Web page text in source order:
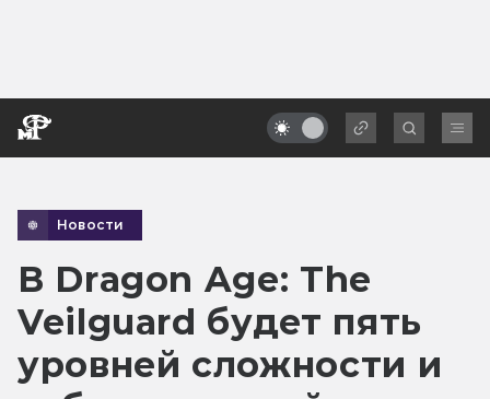
Новости
В Dragon Age: The
Veilguard будет пять
уровней сложности и